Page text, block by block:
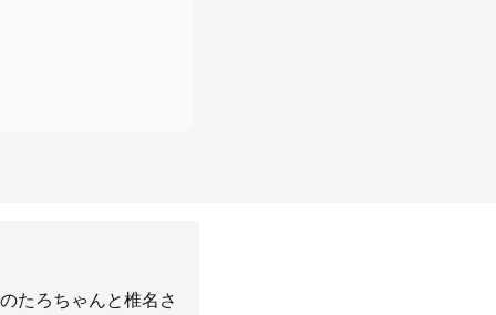
たろちゃんと椎名さ